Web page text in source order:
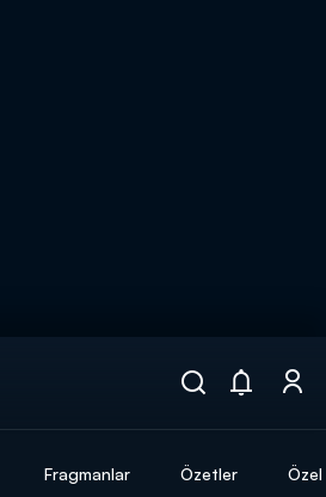
Fragmanlar Özetler